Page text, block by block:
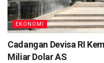
EKONOMI
Cadangan Devisa RI
Miliar Dolar AS